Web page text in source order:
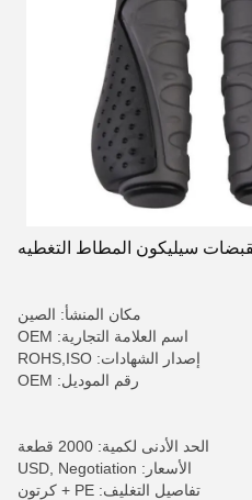
مكان المنشأ: الصين
اسم العلامة التجارية: OEM
إصدار الشهادات: ROHS,ISO
رقم الموديل: OEM
الحد الأدنى لكمية: 2000 قطعة
الأسعار: USD, Negotiation
تفاصيل التغليف: PE + كرتون